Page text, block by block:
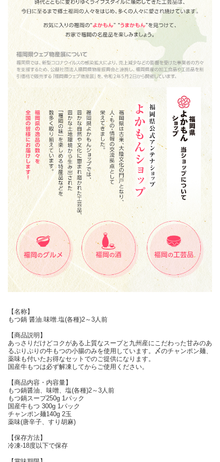
【名称】
もつ鍋 醤油.味噌.塩(各種)2～3人前
【商品説明】
あっさりだけどコクがある上質なスープと九州産にこだわった甘みのあ
るぷりぷりの牛もつの小腸のみを使用しています。〆のチャンポン麺、
薬味も付いたお得なセットでのご提供になります。
国産牛もつは必ず解凍してからご使用ください。
【商品内容・内容量】
もつ鍋醤油、味噌、塩(各種)2～3人前
もつ鍋スープ250g 1パック
国産牛もつ 300g 1パック
チャンポン麺140g 2玉
薬味(唐辛子、すり胡麻)
【保存方法】
冷凍-18度以下で保存